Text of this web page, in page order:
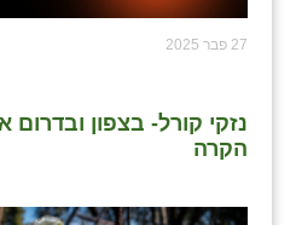
27 פבר 2025
נזקי קורל- בצפון ובדרום
הקרה